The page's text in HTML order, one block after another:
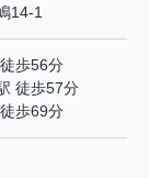
14-1
徒歩56分
徒歩57分
徒歩69分